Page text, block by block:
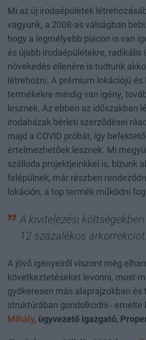
Mi az új irodaépületek
vagyunk, a 2008-as válságban
hogy a legmélyebb piacon is van
és újabb irodaépületekre, radikális
növekedés ellenére is tudtunk
létrehozni. A prémium lokációjú
termékekre mindig van igény,
lesznek. Az ebben az időszakban
irodaházak bérleti szerződései
majd a COVID próbát, így
értelmezhetőek lesznek. Mi
szálloda projektjeinkkel is, bízunk
felépülnek, már részben
lokáción, a top termék működni
A kivitelezési
12 százalékos árkorrekciót.
A jövő igényeiről viszont még
következtetéseket levonni, most
gyökeresen más alaprajzokban és
struktúrában gondolkodni - emelte
Mihály, ügyvezető igazgató,